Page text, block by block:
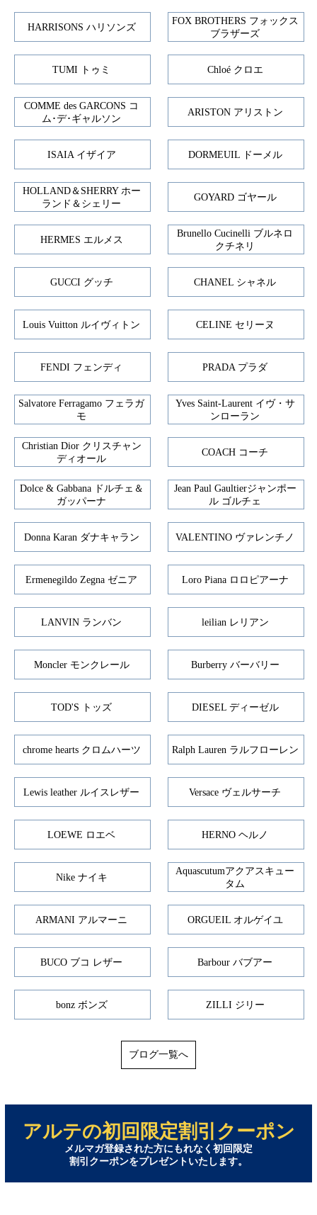
HARRISONS ハリソンズ
FOX BROTHERS フォックス
ブラザーズ
TUMI トゥミ Chloé クロエ
COMME des GARCONS コ
ム･デ･ギャルソン
ARISTON アリストン
ISAIA イザイア DORMEUIL ドーメル
HOLLAND＆SHERRY ホー
ランド＆シェリー
GOYARD ゴヤール
HERMES エルメス
Brunello Cucinelli ブルネロ
クチネリ
GUCCI グッチ CHANEL シャネル
Louis Vuitton ルイヴィトン CELINE セリーヌ
FENDI フェンディ PRADA プラダ
Salvatore Ferragamo フェラガ
モ
Yves Saint-Laurent イヴ・サ
ンローラン
Christian Dior クリスチャン
ディオール
COACH コーチ
Dolce & Gabbana ドルチェ＆
ガッパーナ
Jean Paul Gaultierジャンポー
ル ゴルチェ
Donna Karan ダナキャラン VALENTINO ヴァレンチノ
Ermenegildo Zegna ゼニア Loro Piana ロロピアーナ
LANVIN ランバン leilian レリアン
Moncler モンクレール Burberry バーバリー
TOD'S トッズ DIESEL ディーゼル
chrome hearts クロムハーツ Ralph Lauren ラルフローレン
Lewis leather ルイスレザー Versace ヴェルサーチ
LOEWE ロエベ HERNO ヘルノ
Nike ナイキ
Aquascutumアクアスキュー
タム
ARMANI アルマーニ ORGUEIL オルゲイユ
BUCO ブコ レザー Barbour バブアー
bonz ボンズ ZILLI ジリー
ブログ一覧へ
アルテの初回限定割引クーポン
メルマガ登録された方にもれなく初回限定
割引クーポンをプレゼントいたします。